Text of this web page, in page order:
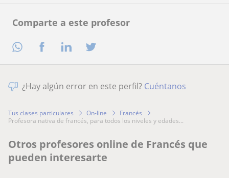
Comparte a este profesor
¿Hay algún error en este perfil? Cuéntanos
Tus clases particulares On-line
Francés
profesora nativa de francés, para todos los niveles y edades...
Otros profesores online de Francés que
pueden interesarte